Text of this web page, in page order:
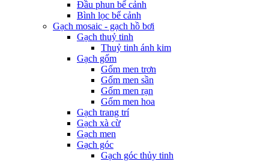
Đầu phun bể cảnh
Bình lọc bể cảnh
Gạch mosaic - gạch hồ bơi
Gạch thuỷ tinh
Thuỷ tinh ánh kim
Gạch gốm
Gốm men trơn
Gốm men sần
Gốm men rạn
Gốm men hoa
Gạch trang trí
Gạch xà cừ
Gạch men
Gạch góc
Gạch góc thủy tinh